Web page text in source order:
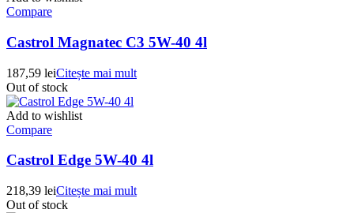
Compare
Castrol Magnatec C3 5W-40 4l
187,59 leiCitește mai mult
Out of stock
Add to wishlist
Compare
Castrol Edge 5W-40 4l
218,39 leiCitește mai mult
Out of stock